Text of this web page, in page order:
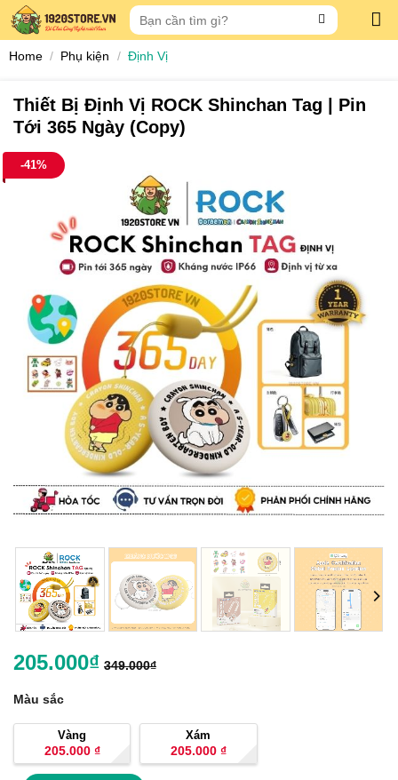
Skip
content
Search
for:
Home / Phụ kiện / Định Vị
Thiết Bị Định Vị ROCK Shinchan Tag | Pin
Tới 365 Ngày (Copy)
-41%
205.000₫ 349.000₫
Màu sắc
Vàng
205.000 ₫
Xám
205.000 ₫